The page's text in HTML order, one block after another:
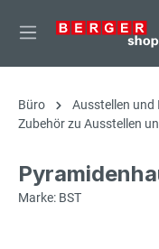
springen
Büro
Ausstellen und
Zubehör zu Ausstellen
Marke: BST